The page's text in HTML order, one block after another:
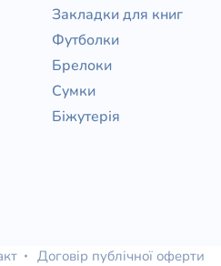
Закладки для книг
Футболки
Брелоки
Сумки
Біжутерія
Договір публічної оферти